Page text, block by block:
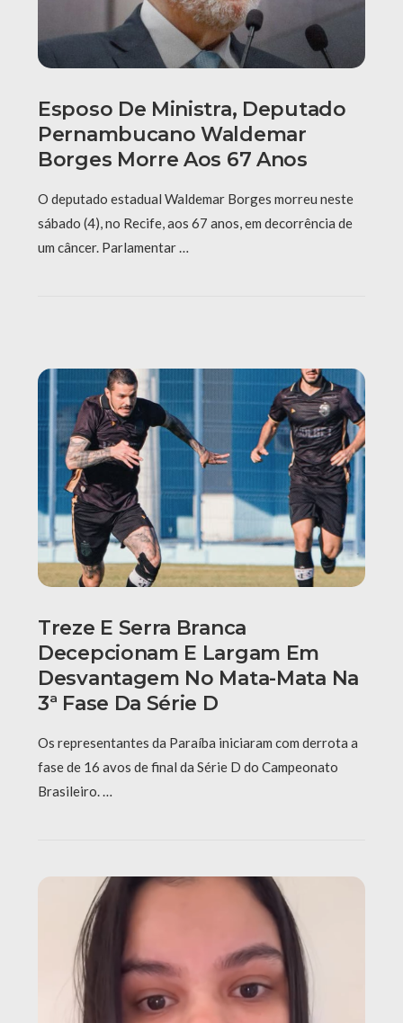
Esposo De Ministra, Deputado
Pernambucano Waldemar
Borges Morre Aos 67 Anos
O deputado estadual Waldemar Borges morreu neste
sábado (4), no Recife, aos 67 anos, em decorrência de
um câncer. Parlamentar …
Treze E Serra Branca
Decepcionam E Largam Em
Desvantagem No Mata-Mata Na
3ª Fase Da Série D
Os representantes da Paraíba iniciaram com derrota a
fase de 16 avos de final da Série D do Campeonato
Brasileiro. …